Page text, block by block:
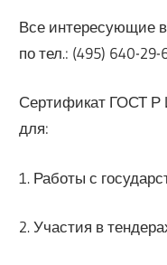
Все интересующие
по тел.: (495) 640-29-
Сертификат ГОСТ Р
для:
1. Работы с
2. Участия в